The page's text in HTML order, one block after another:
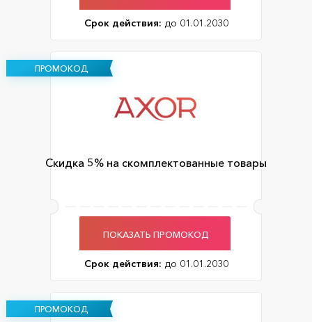
Срок действия: до 01.01.2030
ПРОМОКОД
Скидка 5% на скомплектованные товары
ПОКАЗАТЬ ПРОМОКОД
Срок действия: до 01.01.2030
ПРОМОКОД